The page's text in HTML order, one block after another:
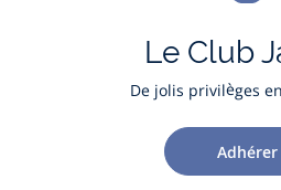
Le Club
De jolis privilèges
Adhérer